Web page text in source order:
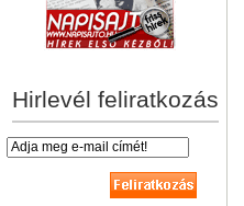
Hirlevél feliratkozás